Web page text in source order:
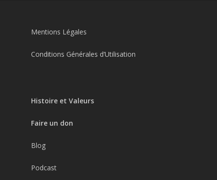
Mentions Légales
Conditions Générales d’Utilisation
Histoire et Valeurs
Faire un don
Blog
Podcast